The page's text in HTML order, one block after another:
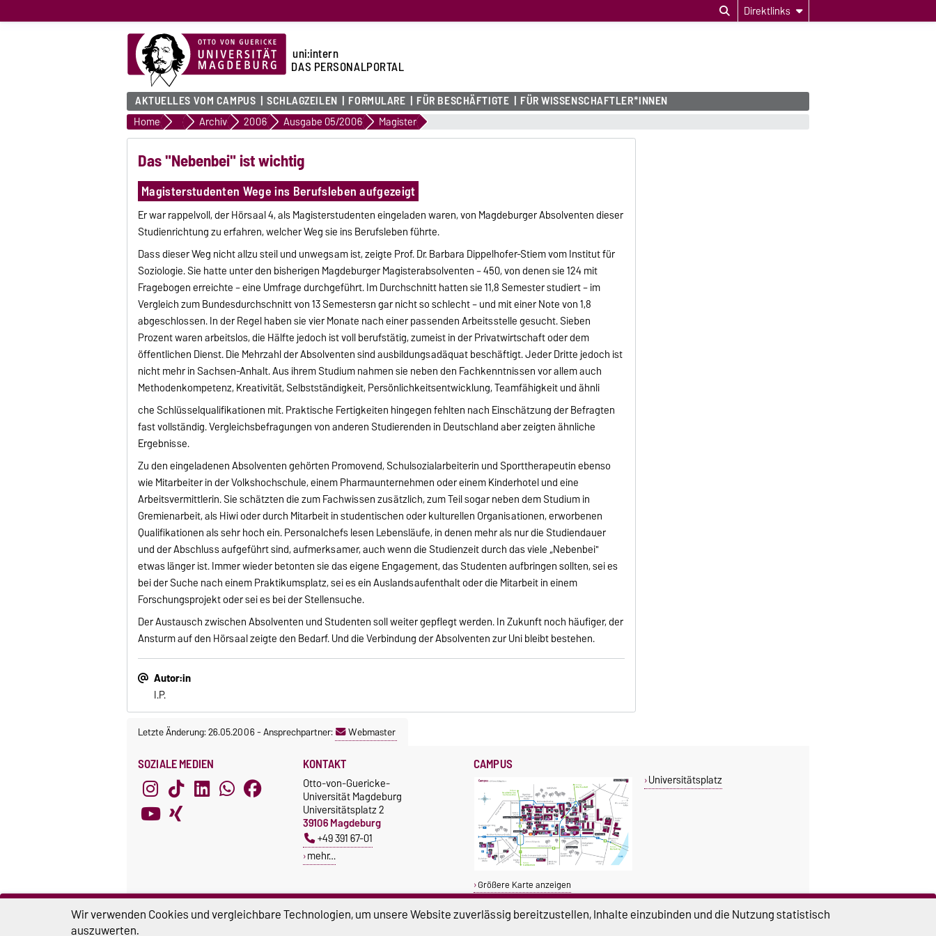
Direktlinks
uni:intern
DAS PERSONALPORTAL
AKTUELLES VOM CAMPUS SCHLAGZEILEN FORMULARE FÜR BESCHÄFTIGTE FÜR WISSENSCHAFTLER*INNEN
Home uni:report
Archiv 2006 Ausgabe 05/2006 Magister
Das "Nebenbei" ist wichtig
Magisterstudenten Wege ins Berufsleben aufgezeigt
Er war rappelvoll, der Hörsaal 4, als Magisterstudenten eingeladen waren, von Magdeburger Absolventen dieser
Studienrichtung zu erfahren, welcher Weg sie ins Berufsleben führte.
Dass dieser Weg nicht allzu steil und unwegsam ist, zeigte Prof. Dr. Barbara Dippelhofer-Stiem vom Institut für
Soziologie. Sie hatte unter den bisherigen Magdeburger Magisterabsolventen – 450, von denen sie 124 mit
Fragebogen erreichte – eine Umfrage durchgeführt. Im Durchschnitt hatten sie 11,8 Semester studiert – im
Vergleich zum Bundesdurchschnitt von 13 Semestersn gar nicht so schlecht – und mit einer Note von 1,8
abgeschlossen. In der Regel haben sie vier Monate nach einer passenden Arbeitsstelle gesucht. Sieben
Prozent waren arbeitslos, die Hälfte jedoch ist voll berufstätig, zumeist in der Privatwirtschaft oder dem
öffentlichen Dienst. Die Mehrzahl der Absolventen sind ausbildungsadäquat beschäftigt. Jeder Dritte jedoch ist
nicht mehr in Sachsen-Anhalt. Aus ihrem Studium nahmen sie neben den Fachkenntnissen vor allem auch
Methodenkompetenz, Kreativität, Selbstständigkeit, Persönlichkeitsentwicklung, Teamfähigkeit und ähnli
che Schlüsselqualifikationen mit. Praktische Fertigkeiten hingegen fehlten nach Einschätzung der Befragten
fast vollständig. Vergleichsbefragungen von anderen Studierenden in Deutschland aber zeigten ähnliche
Ergebnisse.
Zu den eingeladenen Absolventen gehörten Promovend, Schulsozialarbeiterin und Sporttherapeutin ebenso
wie Mitarbeiter in der Volkshochschule, einem Pharmaunternehmen oder einem Kinderhotel und eine
Arbeitsvermittlerin. Sie schätzten die zum Fachwissen zusätzlich, zum Teil sogar neben dem Studium in
Gremienarbeit, als Hiwi oder durch Mitarbeit in studentischen oder kulturellen Organisationen, erworbenen
Qualifikationen als sehr hoch ein. Personalchefs lesen Lebensläufe, in denen mehr als nur die Studiendauer
und der Abschluss aufgeführt sind, aufmerksamer, auch wenn die Studienzeit durch das viele „Nebenbei"
etwas länger ist. Immer wieder betonten sie das eigene Engagement, das Studenten aufbringen sollten, sei es
bei der Suche nach einem Praktikumsplatz, sei es ein Auslandsaufenthalt oder die Mitarbeit in einem
Forschungsprojekt oder sei es bei der Stellensuche.
Der Austausch zwischen Absolventen und Studenten soll weiter gepflegt werden. In Zukunft noch häufiger, der
Ansturm auf den Hörsaal zeigte den Bedarf. Und die Verbindung der Absolventen zur Uni bleibt bestehen.
Autor:in
I.P.
Letzte Änderung: 26.05.2006-Ansprechpartner: Webmaster
SOZIALE MEDIEN KONTAKT
Otto-von-Guericke-
Universität Magdeburg
Universitätsplatz 2
39106 Magdeburg
+49 391 67-01
mehr…
CAMPUS
Größere Karte anzeigen
Universitätsplatz
DIESE SEITE
Wir verwenden Cookies und vergleichbare Technologien, um unsere Website zuverlässig bereitzustellen, Inhalte einzubinden und die Nutzung statistisch
auszuwerten.